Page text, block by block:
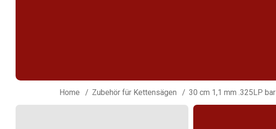
Home Zubehör für Kettensägen 30 cm 1,1 mm .325LP bar